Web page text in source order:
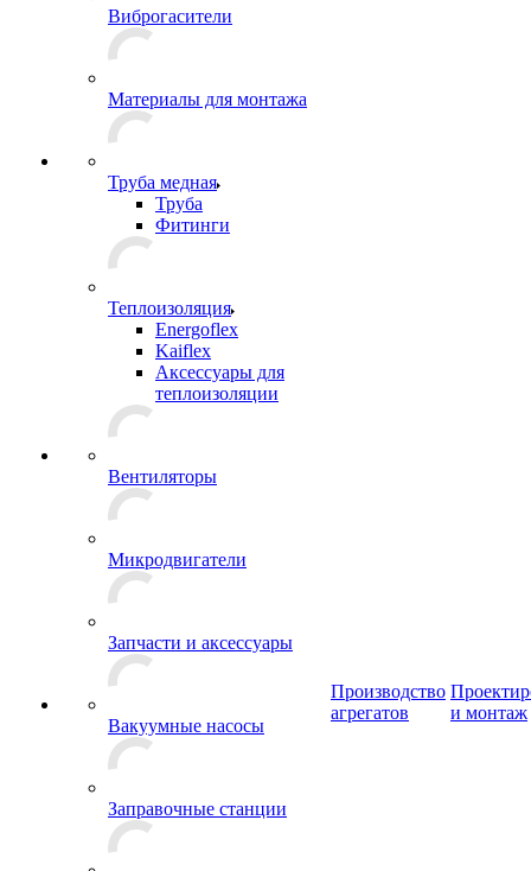
Виброгасители
Материалы для монтажа
Труба медная
Труба
Фитинги
Теплоизоляция
Energoflex
Kaiflex
Аксессуары для
теплоизоляции
Вентиляторы
Микродвигатели
Запчасти и аксессуары
Вакуумные насосы
Заправочные станции
Производство
агрегатов
и монтаж